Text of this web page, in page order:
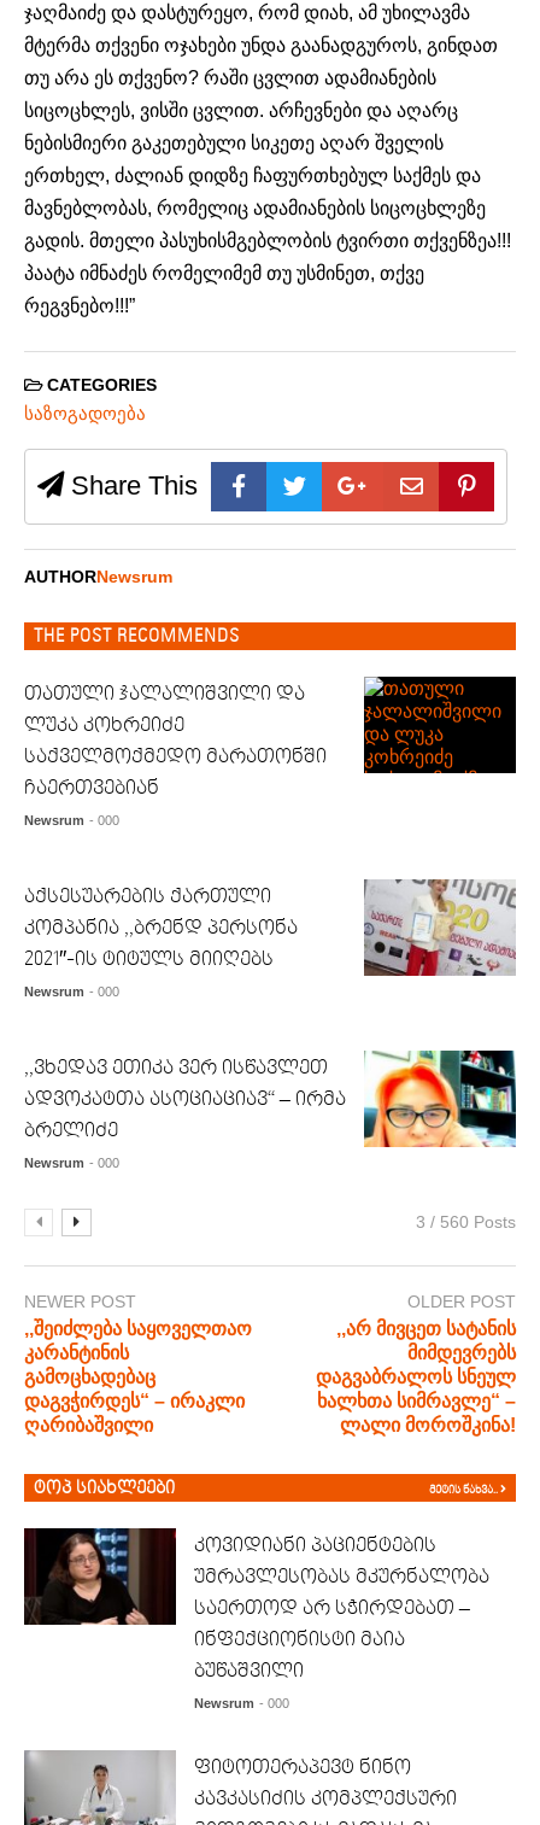
ჯაღმაიძე და დასტურეყო, რომ დიახ, ამ უხილავმა
მტერმა თქვენი ოჯახები უნდა გაანადგუროს, გინდათ
თუ არა ეს თქვენო? რაში ცვლით ადამიანების
სიცოცხლეს, ვისში ცვლით. არჩევნები და აღარც
ნებისმიერი გაკეთებული სიკეთე აღარ შველის
ერთხელ, ძალიან დიდზე ჩაფურთხებულ საქმეს და
მავნებლობას, რომელიც ადამიანების სიცოცხლეზე
გადის. მთელი პასუხისმგებლობის ტვირთი თქვენზეა!!!
პაატა იმნაძეს რომელიმემ თუ უსმინეთ, თქვე
რეგვნებო!!!”
CATEGORIES
საზოგადოება
Share This
AUTHORNewsrum
THE POST RECOMMENDS
თათული ჯალალიშვილი და
ლუკა კოხრეიძე
საქველმოქმედო მარათონში
ჩაერთვებიან
Newsrum - 000
აქსესუარების ქართული
კომპანია ,,ბრენდ პერსონა
2021″-ის ტიტულს მიიღებს
Newsrum - 000
,,ვხედავ ეთიკა ვერ ისწავლეთ
ადვოკატთა ასოციაციავ“ – ირმა
ბრელიძე
Newsrum - 000
3 / 560 Posts
NEWER POST
,,შეიძლება საყოველთაო
კარანტინის
გამოცხადებაც
დაგვჭირდეს“ – ირაკლი
ღარიბაშვილი
OLDER POST
,,არ მივცეთ სატანის
მიმდევრებს
დაგვაბრალოს სნეულ
ხალხთა სიმრავლე“ –
ლალი მოროშკინა!
ტოპ სიახლეები მეტის ნახვა..
კოვიდიანი პაციენტების
უმრავლესობას მკურნალობა
საერთოდ არ სჭირდებათ –
ინფექციონისტი მაია
ბუწაშვილი
Newsrum - 000
ფიტოთერაპევტ ნინო
კავკასიძის კომპლექსური